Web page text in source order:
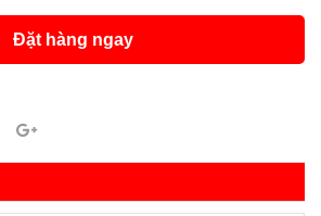
Đặt hàng ngay